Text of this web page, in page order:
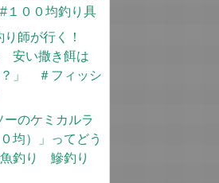
００均釣り具
師が行く！
安い撒き餌は
」 ＃フィッシ
ーのケミカルラ
均）」ってどう
釣り 鰺釣り